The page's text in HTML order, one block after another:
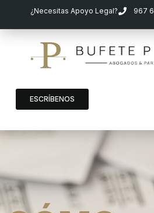
¿Necesitas Apoyo Legal? 967
ESCRÍBENOS